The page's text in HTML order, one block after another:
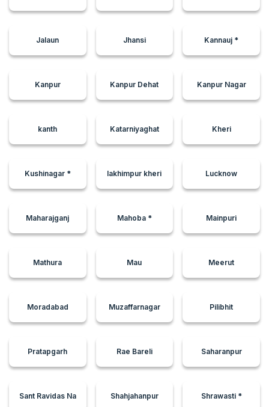
Jalaun Jhansi Kannauj *
Kanpur Kanpur Dehat Kanpur Nagar
kanth Katarniyaghat Kheri
Kushinagar * lakhimpur kheri Lucknow
Maharajganj Mahoba * Mainpuri
Mathura Mau Meerut
Moradabad Muzaffarnagar Pilibhit
Pratapgarh Rae Bareli Saharanpur
Sant Ravidas Na Shahjahanpur Shrawasti *